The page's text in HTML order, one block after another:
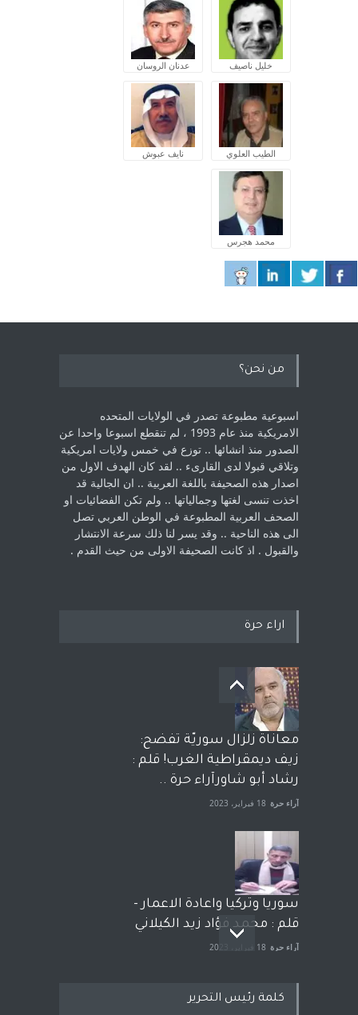
خليل ناصيف عدنان الروسان
الطيب العلوي نايف عبوش
محمد هجرس
من نحن؟
اسبوعية مطبوعة تصدر في الولايات المتحده
الامريكية منذ عام 1993 ، لم ‏تنقطع اسبوعا واحدا عن
الصدور منذ انشائها .. توزع في خمس ولايات امريكية
‏وتلاقي قبولا لدى القارىء ..‏ لقد كان الهدف الاول من
اصدار هذه الصحيفة باللغة العربية .. ان الجالية قد
اخذت ‏تنسى لغتها وجمالياتها .. ولم تكن الفضائيات او
الصحف العربية المطبوعة في الوطن ‏العربي تصل
الى هذه الناحية .. وقد يسر لنا ذلك سرعة الانتشار
والقبول . اذ كانت ‏الصحيفة الاولى من حيث القدم . ‏
اراء حرة
معاناة زلزال سوريّة تفضح:
زيف ديمقراطية الغرب! قلم :
رشاد أبو شاورآراء حرة ..
آراء حرة 18 فبراير، 2023
سوريا وتركيا واعادة الاعمار -
قلم : محمد فؤاد زيد الكيلاني
آراء حرة 18 فبراير، 2023
كلمة رئيس التحرير